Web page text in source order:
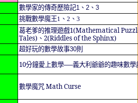
數學家的傳奇歷險記1 、 2、 3
挑戰數學魔王1 、 2 、 3
葛老爹的推理遊戲1(Mathematical
Tales) 、 2(Riddles of the Sphinx)
超好玩的數學故事30則
10分鐘愛上數學──義大利爺爺的趣味數學
數學魔咒Math Curse